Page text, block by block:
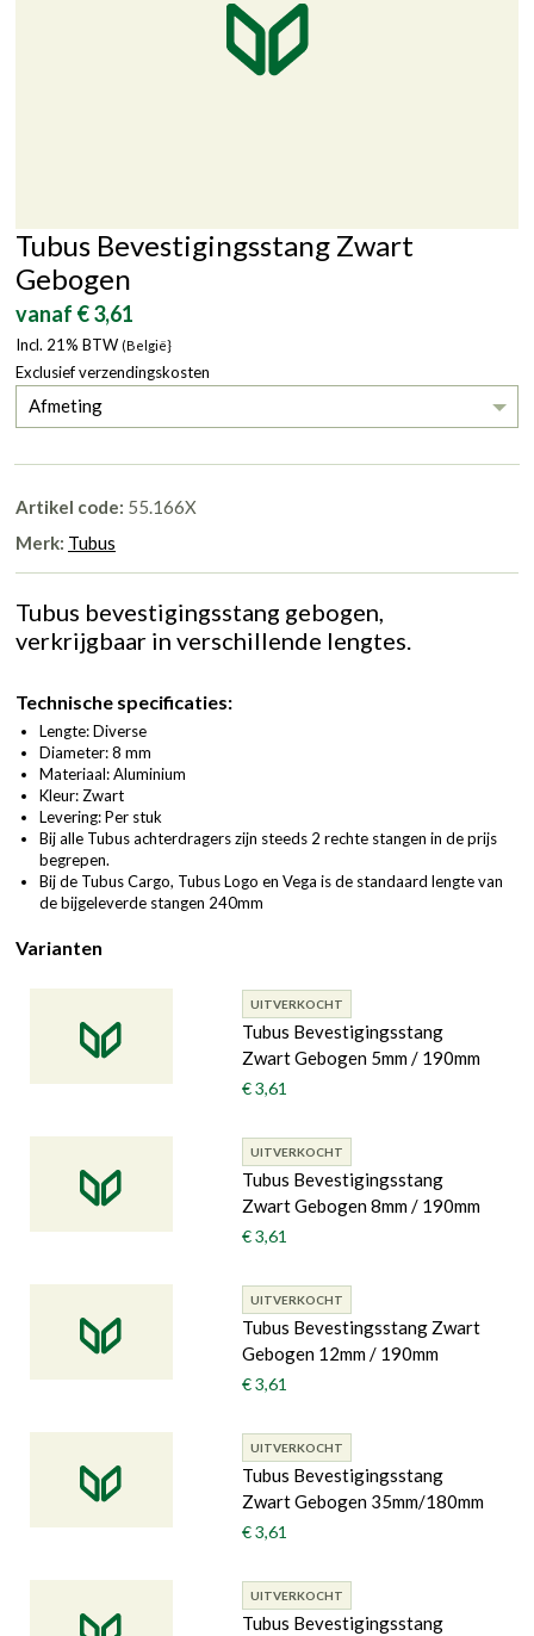
Tubus Bevestigingsstang Zwart
Gebogen
vanaf € 3,61
Incl. 21% BTW (België}
Exclusief verzendingskosten
Afmeting
Artikel code: 55.166X
Merk: Tubus
Tubus bevestigingsstang gebogen,
verkrijgbaar in verschillende lengtes.
Technische specificaties:
Lengte: Diverse
Diameter: 8 mm
Materiaal: Aluminium
Kleur: Zwart
Levering: Per stuk
Bij alle Tubus achterdragers zijn steeds 2 rechte stangen in de prijs
begrepen.
Bij de Tubus Cargo, Tubus Logo en Vega is de standaard lengte van
de bijgeleverde stangen 240mm
Varianten
UITVERKOCHT
Tubus Bevestigingsstang
Zwart Gebogen 5mm / 190mm
€ 3,61
UITVERKOCHT
Tubus Bevestigingsstang
Zwart Gebogen 8mm / 190mm
€ 3,61
UITVERKOCHT
Tubus Bevestingsstang Zwart
Gebogen 12mm / 190mm
€ 3,61
UITVERKOCHT
Tubus Bevestigingsstang
Zwart Gebogen 35mm/180mm
€ 3,61
UITVERKOCHT
Tubus Bevestigingsstang